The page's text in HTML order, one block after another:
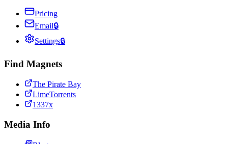
Pricing
Email🔒
Settings🔒
Find Magnets
The Pirate Bay
LimeTorrents
1337x
Media Info